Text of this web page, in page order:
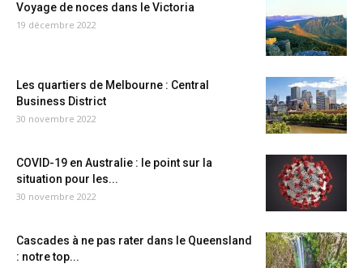
Voyage de noces dans le Victoria
19 décembre 2022
Les quartiers de Melbourne : Central
Business District
30 novembre 2022
COVID-19 en Australie : le point sur la
situation pour les...
30 novembre 2022
Cascades à ne pas rater dans le Queensland
: notre top...